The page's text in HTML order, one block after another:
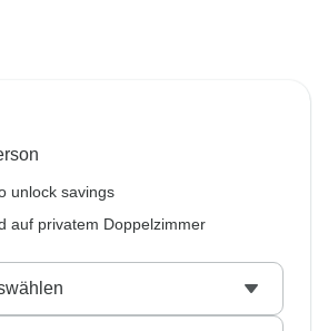
unlock savings
auf privatem Doppelzimmer